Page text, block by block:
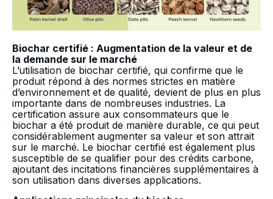
Biochar certifié : Augmentation de la valeur et de
la demande sur le marché
L’utilisation de biochar certifié, qui confirme que le
produit répond à des normes strictes en matière
d’environnement et de qualité, devient de plus en plus
importante dans de nombreuses industries. La
certification assure aux consommateurs que le
biochar a été produit de manière durable, ce qui peut
considérablement augmenter sa valeur et son attrait
sur le marché. Le biochar certifié est également plus
susceptible de se qualifier pour des crédits carbone,
ajoutant des incitations financières supplémentaires à
son utilisation dans diverses applications.